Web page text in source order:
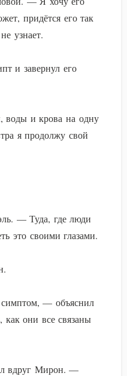
придётся его так
узнает.
и завернул его
и крова на одну
я продолжу свой
— Туда, где люди
это своими глазами.
— объяснил
они все связаны
вдруг Мирон. —